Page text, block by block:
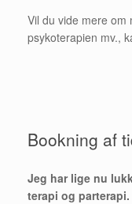
Vil du vide mere om
psykoterapien mv.,
Bookning af
Jeg har lige nu
terapi og parterapi.